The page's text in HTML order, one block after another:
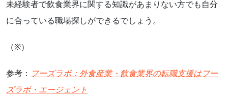
未経験者で飲食業界に関する知識があまりない方でも自分
に合っている職場探しができるでしょう。
（※）
参考： フーズラボ：外食産業・飲食業界の転職支援はフー
ズラボ・エージェント